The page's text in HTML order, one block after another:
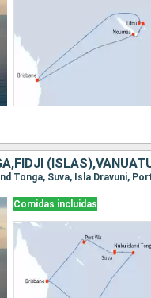
Tonga, Suva, Isla Dravuni,
Comidas incluidas